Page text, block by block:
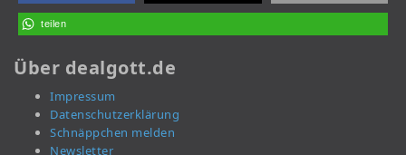
teilen
Über dealgott.de
Impressum
Datenschutzerklärung
Schnäppchen melden
Newsletter